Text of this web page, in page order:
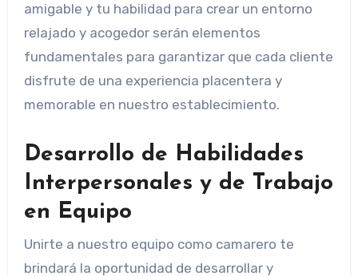
amigable y tu habilidad para crear un entorno
relajado y acogedor serán elementos
fundamentales para garantizar que cada cliente
disfrute de una experiencia placentera y
memorable en nuestro establecimiento.
Desarrollo de Habilidades
Interpersonales y de Trabajo
en Equipo
Unirte a nuestro equipo como camarero te
brindará la oportunidad de desarrollar y